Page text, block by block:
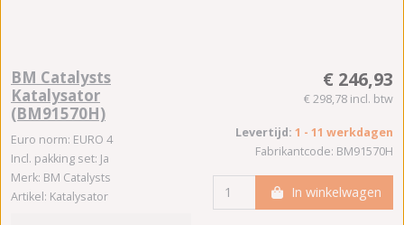
BM Catalysts
Katalysator
(BM91570H)
Euro norm: EURO 4
Incl. pakking set: Ja
Merk: BM Catalysts
Artikel: Katalysator
€ 246,93
€ 298,78 incl. btw
Levertijd: 1 - 11 werkdagen
Fabrikantcode: BM91570H
In winkelwagen